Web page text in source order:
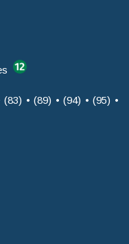
• (89) • (94) • (95) •